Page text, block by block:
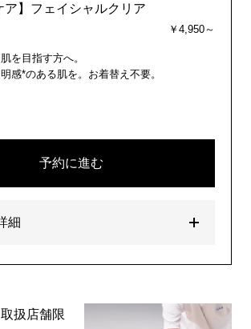
ア】フェイシャルクリア
￥4,950～
を目指す方へ。
感*のある肌を。お着替え不要。
予約に進む
細
扱店舗限